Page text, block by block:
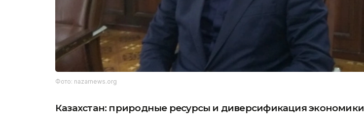
Фото: nazarnews.org
Казахстан: природные ресурсы и диверсификация экономики